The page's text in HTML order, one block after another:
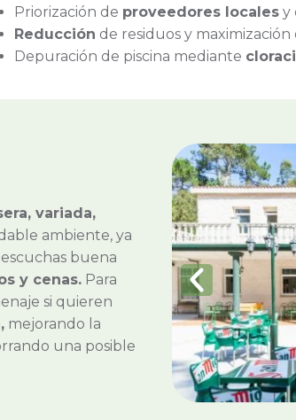
Priorización de proveedores locales y
Reducción de residuos y maximización
Depuración de piscina mediante
variada,
ambiente, ya
buena
y cenas. Para
si quieren
mejorando la
una posible